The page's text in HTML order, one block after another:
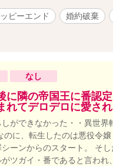
ピーエンド 婚約破棄
なし
に隣の帝国王に番認
れてデロデロに愛され
ができなかった・・異世
のに、転生したのは悪役令
ーンからのスタート。 そ
ツガイ・番であると言わ